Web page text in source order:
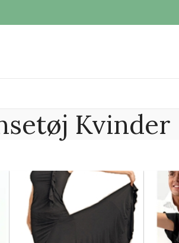
Kvinder